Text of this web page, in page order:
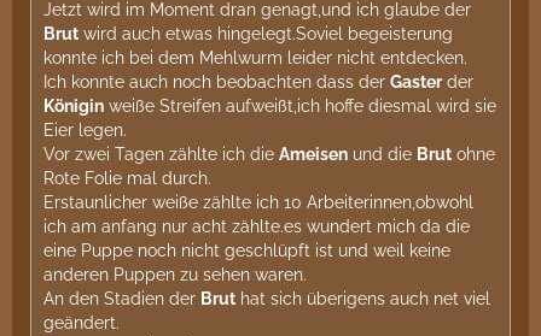
Jetzt wird im Moment dran genagt,und ich glaube der
Brut wird auch etwas hingelegt.Soviel begeisterung
konnte ich bei dem Mehlwurm leider nicht entdecken.
Ich konnte auch noch beobachten dass der Gasterder
Königin weiße Streifen aufweißt,ich hoffe diesmal wird sie
Eier legen.
Vor zwei Tagen zählte ich die Ameisen und die Brut ohne
Rote Folie mal durch.
Erstaunlicher weiße zählte ich 10 Arbeiterinnen,obwohl
ich am anfang nur acht zählte.es wundert mich da die
eine Puppe noch nicht geschlüpft ist und weil keine
anderen Puppen zu sehen waren.
An den Stadien der Brut hat sich überigens auch net viel
geändert.